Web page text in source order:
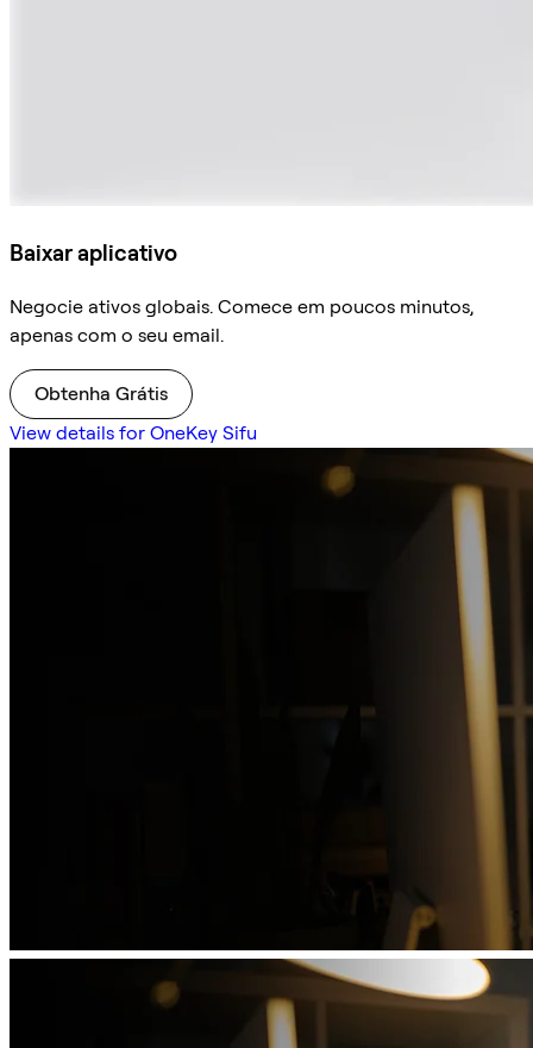
Baixar aplicativo
Negocie ativos globais. Comece em poucos minutos,
apenas com o seu email.
Obtenha Grátis
View details for OneKey Sifu